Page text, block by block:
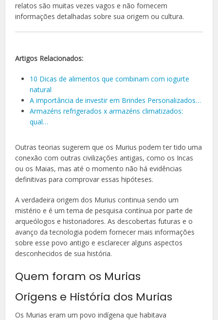
relatos são muitas vezes vagos e não fornecem
informações detalhadas sobre sua origem ou cultura.
Artigos Relacionados:
10 Dicas de alimentos que combinam com iogurte
natural
A importância de investir em Brindes Personalizados…
Armazéns refrigerados x armazéns climatizados:
qual…
Outras teorias sugerem que os Murius podem ter tido uma
conexão com outras civilizações antigas, como os Incas
ou os Maias, mas até o momento não há evidências
definitivas para comprovar essas hipóteses.
A verdadeira origem dos Murius continua sendo um
mistério e é um tema de pesquisa contínua por parte de
arqueólogos e historiadores. As descobertas futuras e o
avanço da tecnologia podem fornecer mais informações
sobre esse povo antigo e esclarecer alguns aspectos
desconhecidos de sua história.
Quem foram os Murias
Origens e História dos Murias
Os Murias eram um povo indígena que habitava